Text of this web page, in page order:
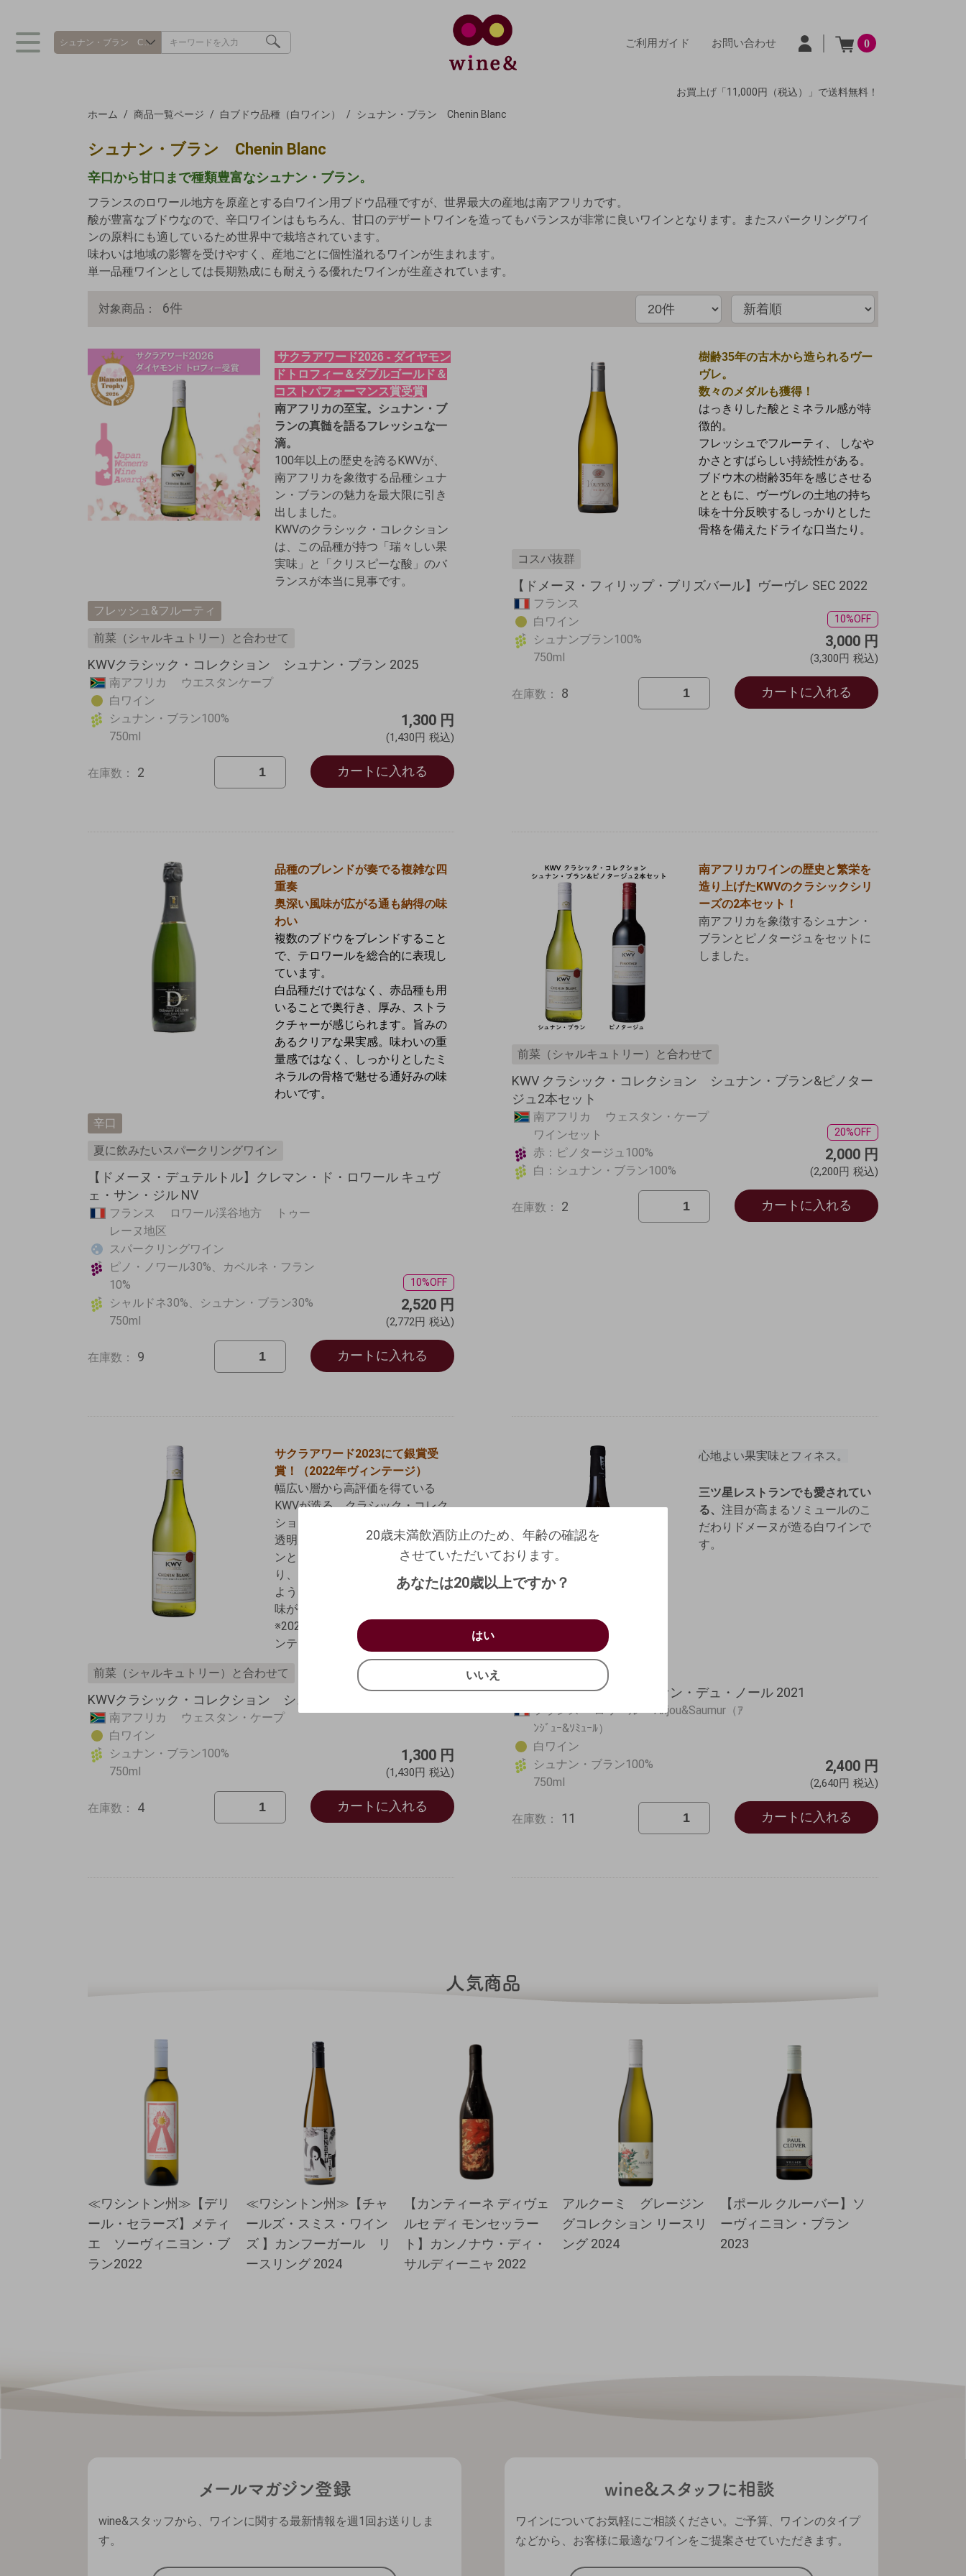
ご利用ガイド お問い合わせ 0
お買上げ「11,000円（税込）」で送料無料！
ホーム
商品一覧ページ 白ブドウ品種（白ワイン） シュナン・ブラン Chenin Blanc
シュナン・ブラン Chenin Blanc
辛口から甘口まで種類豊富なシュナン・ブラン。
フランスのロワール地方を原産とする白ワイン用ブドウ品種ですが、世界最大の産地は南アフリカです。
酸が豊富なブドウなので、辛口ワインはもちろん、甘口のデザートワインを造ってもバランスが非常に良いワインとなります。またスパークリングワイ
ンの原料にも適しているため世界中で栽培されています。
味わいは地域の影響を受けやすく、産地ごとに個性溢れるワインが生まれます。
単一品種ワインとしては長期熟成にも耐えうる優れたワインが生産されています。
対象商品： 6件
サクラアワード2026 - ダイヤモン
ドトロフィー＆ダブルゴールド＆
コストパフォーマンス賞受賞
南アフリカの至宝。シュナン・ブ
ランの真髄を語るフレッシュな一
滴。
100年以上の歴史を誇るKWVが、
南アフリカを象徴する品種シュナ
ン・ブランの魅力を最大限に引き
出しました。
KWVのクラシック・コレクション
は、この品種が持つ「瑞々しい果
実味」と「クリスピーな酸」のバ
ランスが本当に見事です。
フレッシュ&フルーティ
前菜（シャルキュトリー）と合わせて
KWVクラシック・コレクション シュナン・ブラン 2025
南アフリカ ウエスタンケープ
白ワイン
シュナン・ブラン100%
750ml
1,300 円
(1,430円 税込)
在庫数： 2 カートに入れる
樹齢35年の古木から造られるヴー
ヴレ。
数々のメダルも獲得！
はっきりした酸とミネラル感が特
徴的。
フレッシュでフルーティ、 しなや
かさとすばらしい持続性がある。
ブドウ木の樹齢35年を感じさせる
とともに、ヴーヴレの土地の持ち
味を十分反映するしっかりとした
骨格を備えたドライな口当たり。
コスパ抜群
【ドメーヌ・フィリップ・ブリズバール】ヴーヴレ SEC 2022
フランス
白ワイン
シュナンブラン100%
750ml
10%OFF
3,000 円
(3,300円 税込)
在庫数： 8 カートに入れる
品種のブレンドが奏でる複雑な四
重奏
奥深い風味が広がる通も納得の味
わい
複数のブドウをブレンドすること
で、テロワールを総合的に表現し
ています。
白品種だけではなく、赤品種も用
いることで奥行き、厚み、ストラ
クチャーが感じられます。旨みの
あるクリアな果実感。味わいの重
量感ではなく、しっかりとしたミ
ネラルの骨格で魅せる通好みの味
わいです。
辛口
夏に飲みたいスパークリングワイン
【ドメーヌ・デュテルトル】クレマン・ド・ロワール キュヴ
ェ・サン・ジル NV
フランス ロワール渓谷地方 トゥー
レーヌ地区
スパークリングワイン
ピノ・ノワール30%、カベルネ・フラン
10%
シャルドネ30%、シュナン・ブラン30%
750ml
10%OFF
2,520 円
(2,772円 税込)
在庫数： 9 カートに入れる
南アフリカワインの歴史と繁栄を
造り上げたKWVのクラシックシリ
ーズの2本セット！
南アフリカを象徴するシュナン・
ブランとピノタージュをセットに
しました。
前菜（シャルキュトリー）と合わせて
KWV クラシック・コレクション シュナン・ブラン&ピノター
ジュ2本セット
南アフリカ ウェスタン・ケープ
ワインセット
赤：ピノタージュ100%
白：シュナン・ブラン100%
20%OFF
2,000 円
(2,200円 税込)
在庫数： 2 カートに入れる
サクラアワード2023にて銀賞受
賞！（2022年ヴィンテージ）
幅広い層から高評価を得ている
KWVが造る、クラシック・コレク
ションシリーズです。
透明がかった淡い麦わら色、カリ
ンとメロンのニュアンスのある香
り、口に含むとライムを想わせる
ような柔らかな酸味を豊富な果実
味が優しく包み込んでいます。
※2023が無くなり次第、2024ヴィ
ンテージに替わります。
前菜（シャルキュトリー）と合わせて
KWVクラシック・コレクション シュナン・ブラン白2024
南アフリカ ウェスタン・ケープ
白ワイン
シュナン・ブラン100%
750ml
1,300 円
(1,430円 税込)
在庫数： 4 カートに入れる
心地よい果実味とフィネス。
三ツ星レストランでも愛されてい
る、 注目が高まるソミュールのこ
だわりドメーヌが造る白ワインで
す。
ソフト＆フルーティ
ソミュール キュヴェ・ヴァン・デュ・ノール 2021
フランス ロワール Anjou&Saumur（ｱ
ﾝｼﾞｭｰ&ｿﾐｭｰﾙ）
白ワイン
シュナン・ブラン100%
750ml
2,400 円
(2,640円 税込)
在庫数： 11 カートに入れる
お買い物を続ける カートへ進む
≪ワシントン州≫【デリ
ール・セラーズ】メティ
エ ソーヴィニヨン・ブ
ラン2022
≪ワシントン州≫【チャ
ールズ・スミス・ワイン
ズ 】カンフーガール リ
ースリング 2024
【カンティーネ ディヴェ
ルセ ディ モンセッラー
ト】カンノナウ・ディ・
サルディーニャ 2022
アルクーミ グレージン
グコレクション リースリ
ング 2024
【ポール クルーバー】ソ
ーヴィニヨン・ブラン
2023
wine&スタッフから、ワインに関する最新情報を週1回お送りしま
す。
ワインについてお気軽にご相談ください。ご予算、ワインのタイプ
などから、お客様に最適なワインをご提案させていただきます。
20歳未満飲酒防止のため、年齢の確認を
させていただいております。
あなたは20歳以上ですか？
はい
いいえ
20歳未満飲酒防止のため、年齢の確認を
させていただいております。
生年月日を入力してください。
確認する
キャンセル
ログアウトします。よろしいですか？
（自動ログインの設定も解除されます。）
はい
いいえ